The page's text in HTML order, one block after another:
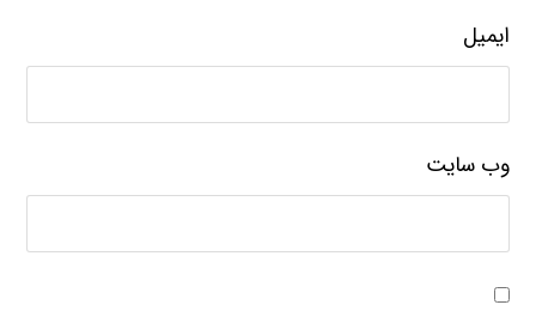
ایمیل
وب‌ سایت